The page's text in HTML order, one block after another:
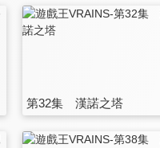
第32集 漢諾之塔